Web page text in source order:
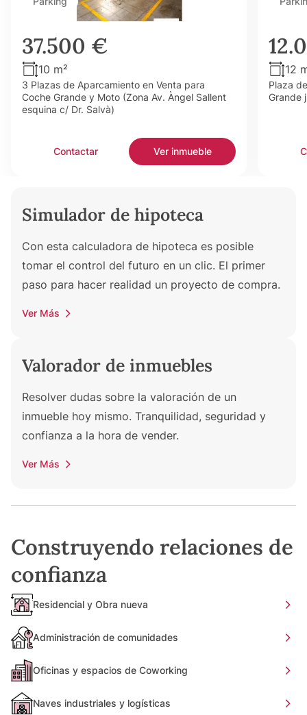
37.500 €
10 m²
3 Plazas de Aparcamiento en Venta para
Coche Grande y Moto (Zona Av. Àngel Sallent
esquina c/ Dr. Salvà)
Contactar Ver inmueble
12
Plaza
Grande
Simulador de hipoteca
Con esta calculadora de hipoteca es posible
tomar el control del futuro en un clic. El primer
paso para hacer realidad un proyecto de compra.
Ver Más
Valorador de inmuebles
Resolver dudas sobre la valoración de un
inmueble hoy mismo. Tranquilidad, seguridad y
confianza a la hora de vender.
Ver Más
Construyendo relaciones de
confianza
Residencial y Obra nueva
Administración de comunidades
Oficinas y espacios de Coworking
Naves industriales y logísticas